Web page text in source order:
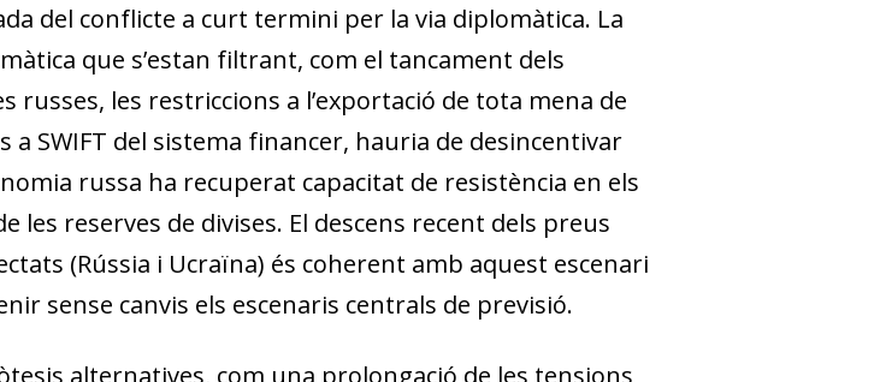
del conflicte a curt termini per la via diplomàtica. La
que s’estan filtrant, com el tancament dels
russes, les restriccions a l’exportació de tota mena de
a SWIFT del sistema financer, hauria de desincentivar
russa ha recuperat capacitat de resistència en els
les reserves de divises. El descens recent dels preus
(Rússia i Ucraïna) és coherent amb aquest escenari
sense canvis els escenaris centrals de previsió.
alternatives, com una prolongació de les tensions